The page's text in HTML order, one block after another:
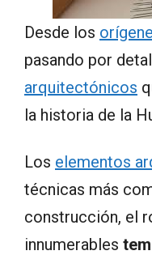
Desde los
pasando por
arquitectónicos
la historia de la
Los elementos
técnicas más
construcción, el
innumerables